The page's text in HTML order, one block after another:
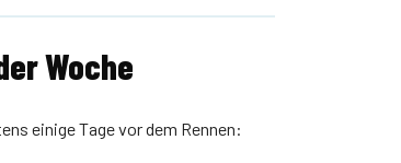
Woche
einige Tage vor dem Rennen: